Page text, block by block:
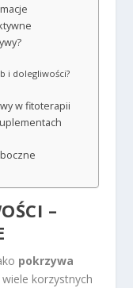
i dolegliwości?
w fitoterapii
–
pokrzywa
korzystnych